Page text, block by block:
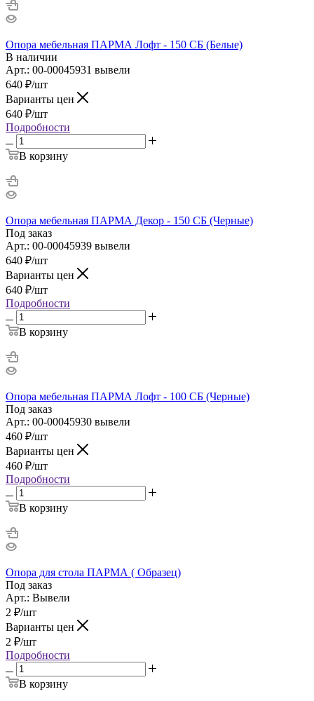
Опора мебельная ПАРМА Лофт - 150 СБ (Белые)
В наличии
Арт.: 00-00045931 вывели
640 ₽/шт
Варианты цен
640 ₽/шт
Подробности
В корзину
Опора мебельная ПАРМА Декор - 150 СБ (Черные)
Под заказ
Арт.: 00-00045939 вывели
640 ₽/шт
Варианты цен
640 ₽/шт
Подробности
В корзину
Опора мебельная ПАРМА Лофт - 100 СБ (Черные)
Под заказ
Арт.: 00-00045930 вывели
460 ₽/шт
Варианты цен
460 ₽/шт
Подробности
В корзину
Опора для стола ПАРМА ( Образец)
Под заказ
Арт.: Вывели
2 ₽/шт
Варианты цен
2 ₽/шт
Подробности
В корзину